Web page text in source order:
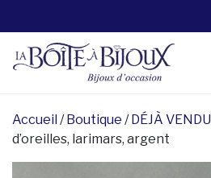
Accueil /Boutique /DÉJÀ VENDU
d’oreilles, larimars, argent